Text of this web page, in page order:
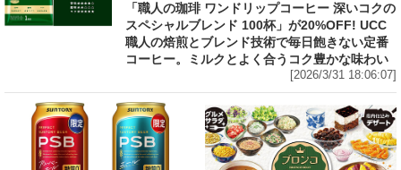
「職人の珈琲 ワンドリップコーヒー 深いコクの
スペシャルブレンド 100杯」が20%OFF! UCC
職人の焙煎とブレンド技術で毎日飽きない定番
コーヒー。ミルクとよく合うコク豊かな味わい
[2026/3/31 18:06:07]